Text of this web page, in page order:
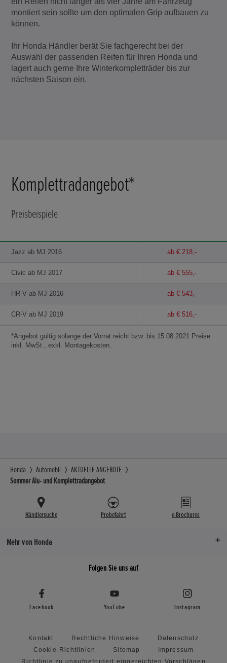
montiert sein sollte um den optimalen Grip aufbauen zu
können.
Ihr Honda Händler berät Sie fachgerecht bei der
Auswahl der passenden Reifen für Ihren Honda und
lagert auch gerne Ihre Winterkompletträder bis zur
nächsten Saison ein.
Komplettradangebot*
Preisbeispiele
*Angebot gültig solange der Vorrat reicht bzw. bis 15.08.2021 Preise
inkl. MwSt., exkl. Montagekosten.
Jazz ab MJ 2016 ab € 218,-
Civic ab MJ 2017 ab € 555,-
HR-V ab MJ 2016 ab € 543,-
CR-V ab MJ 2019 ab € 516,-
Honda Automobil
AKTUELLE ANGEBOTE
Sommer Alu- und Komplettradangebot
Händlersuche Probefahrt e-Brochures
Mehr von Honda
Folgen Sie uns auf
Facebook YouTube Instagram
Kontakt Rechtliche Hinweise
Datenschutz
Cookie-Richtlinien
Sitemap
Impressum
Richtlinie zu unaufgefordert eingereichten Vorschlägen